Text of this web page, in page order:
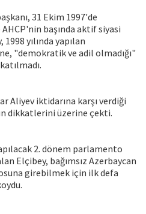
31 Ekim 1997'de
başında aktif siyasi
yılında yapılan
"demokratik ve adil olmadığı"
Aliyev iktidarına karşı verdiği
dikkatlerini üzerine çekti.
2. dönem parlamento
Elçibey, bağımsız Azerbaycan
girebilmek için ilk defa